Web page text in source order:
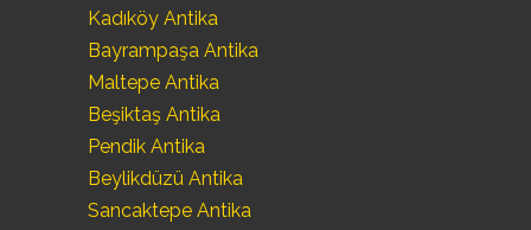
Kadıköy Antika
Bayrampaşa Antika
Maltepe Antika
Beşiktaş Antika
Pendik Antika
Beylikdüzü Antika
Sancaktepe Antika